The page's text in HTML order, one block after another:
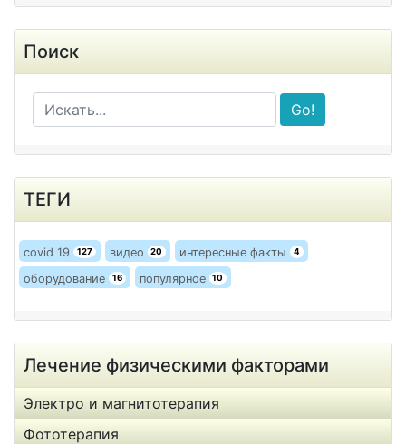
Поиск
Go!
ТЕГИ
covid 19 127 видео 20 интересные факты 4
оборудование 16 популярное 10
Лечение физическими факторами
Электро и магнитотерапия
Фототерапия